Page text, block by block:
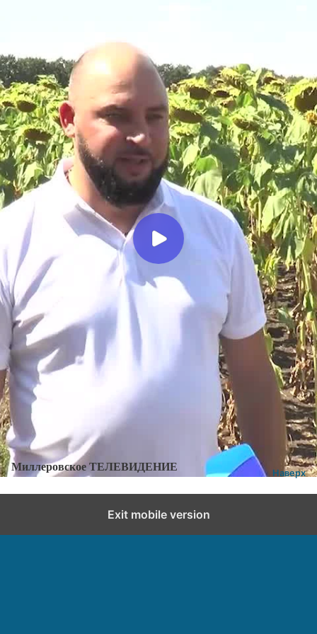
Отличная урожайность
«Русского хлеба»
Миллеровское ТВ 11 месяцев назад
Категории:Новости Новости города и района
Миллеровское ТЕЛЕВИДЕНИЕ Наверх
Exit mobile version